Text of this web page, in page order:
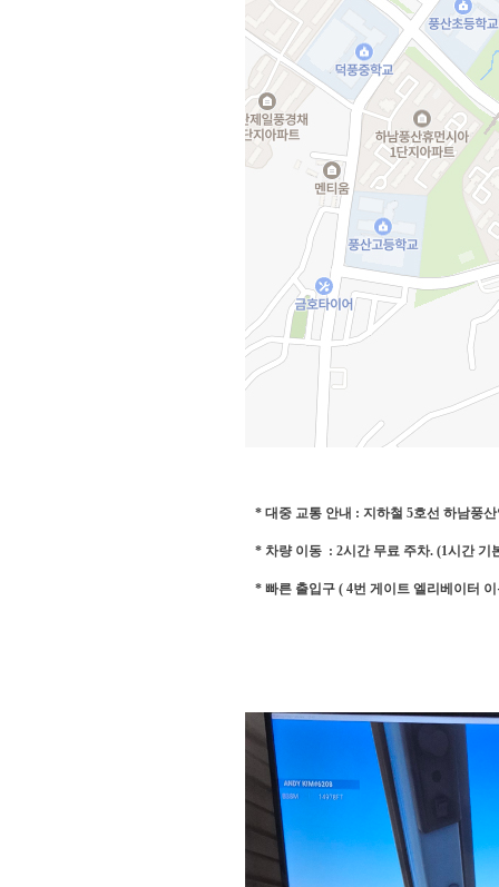
* 대중 교통 안내 : 지하철 5호선 하남풍
* 차량 이동 : 2시간 무료 주차. (1시간 기
* 빠른 출입구 ( 4번 게이트 엘리베이터